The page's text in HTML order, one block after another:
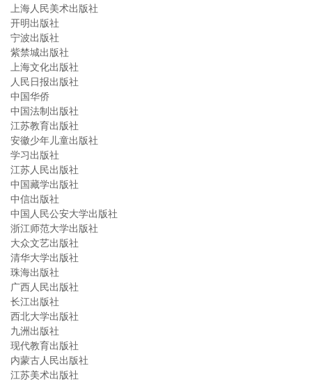
上海人民美术出版社
开明出版社
宁波出版社
紫禁城出版社
上海文化出版社
人民日报出版社
中国华侨
中国法制出版社
江苏教育出版社
安徽少年儿童出版社
学习出版社
江苏人民出版社
中国藏学出版社
中信出版社
中国人民公安大学出版社
浙江师范大学出版社
大众文艺出版社
清华大学出版社
珠海出版社
广西人民出版社
长江出版社
西北大学出版社
九洲出版社
现代教育出版社
内蒙古人民出版社
江苏美术出版社